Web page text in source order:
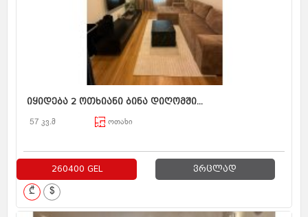
იყიდება 2 ოთხიანი ბინა დიღომში...
57 კვ.მ ოთახი
260400 GEL ვრცლად
₾ $